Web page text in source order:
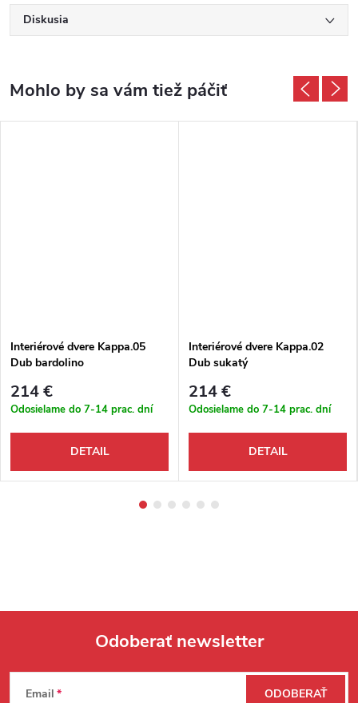
Diskusia
Interiérové dvere Kappa.05
Dub bardolino
214 €
Odosielame do 7-14 prac. dní
DETAIL
Interiérové dvere Kappa.02
Dub sukatý
214 €
Odosielame do 7-14 prac. dní
DETAIL
Zápätie
Odoberať newsletter
Email ODOBERAŤ